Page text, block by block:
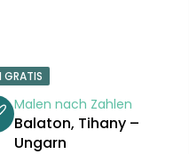
GRATIS
Malen nach Zahlen
Balaton, Tihany –
Ungarn